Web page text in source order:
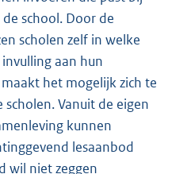
school. Door de
scholen zelf in welke
aan hun
het mogelijk zich te
Vanuit de eigen
kunnen
lesaanbod
wil niet zeggen